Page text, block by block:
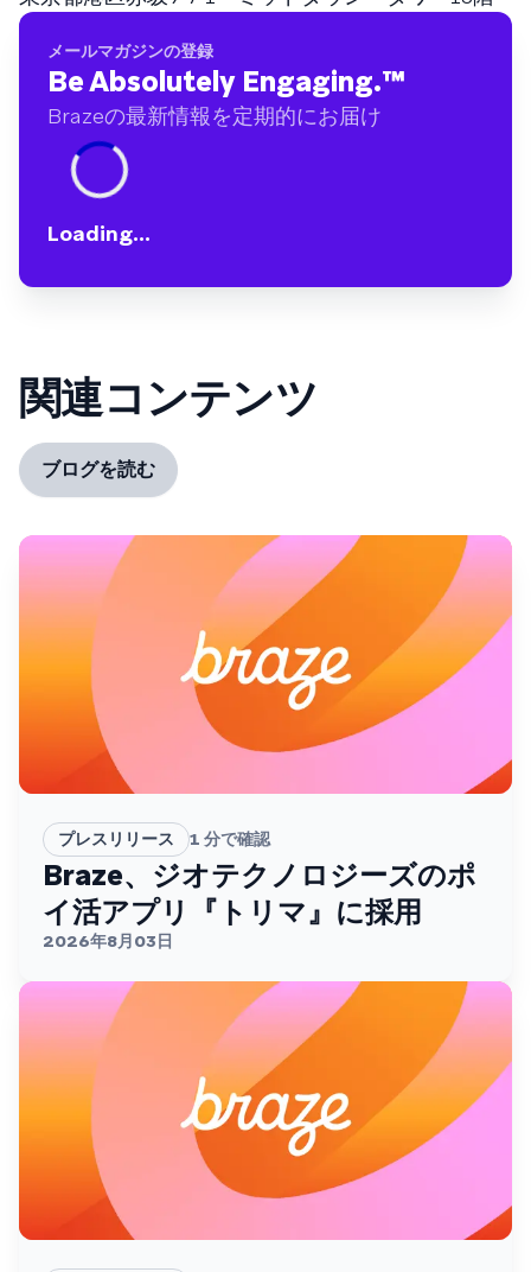
メールマガジンの登録
Be Absolutely Engaging.™
Brazeの最新情報を定期的にお届け
Loading...
関連コンテンツ
ブログを読む
プレスリリース 1 分で確認
Braze、ジオテクノロジーズのポ
イ活アプリ『トリマ』に採用
2026年8月03日